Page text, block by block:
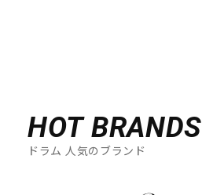
HOT BRANDS
ドラム 人気のブランド